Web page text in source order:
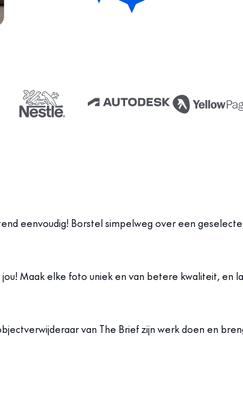
eenvoudig! Borstel simpelweg over een
Maak elke foto uniek en van betere kwaliteit, en
van The Brief zijn werk doen en